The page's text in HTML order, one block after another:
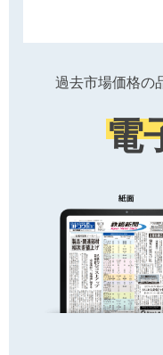
過去市場価格の
電